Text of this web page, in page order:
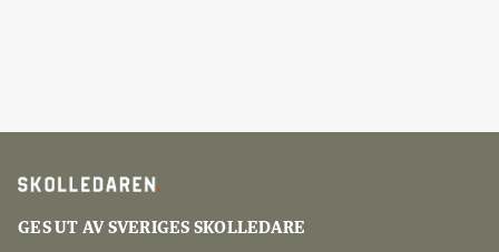
GES UT AV SVERIGES SKOLLEDARE